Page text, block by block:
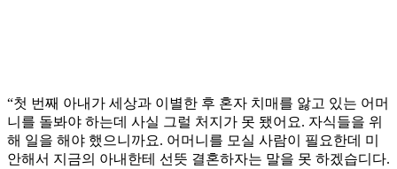
“첫 번째 아내가 세상과 이별한 후 혼자 치매를 앓고 있는 어머
니를 돌봐야 하는데 사실 그럴 처지가 못 됐어요. 자식들을 위
해 일을 해야 했으니까요. 어머니를 모실 사람이 필요한데 미
안해서 지금의 아내한테 선뜻 결혼하자는 말을 못 하겠습디다.